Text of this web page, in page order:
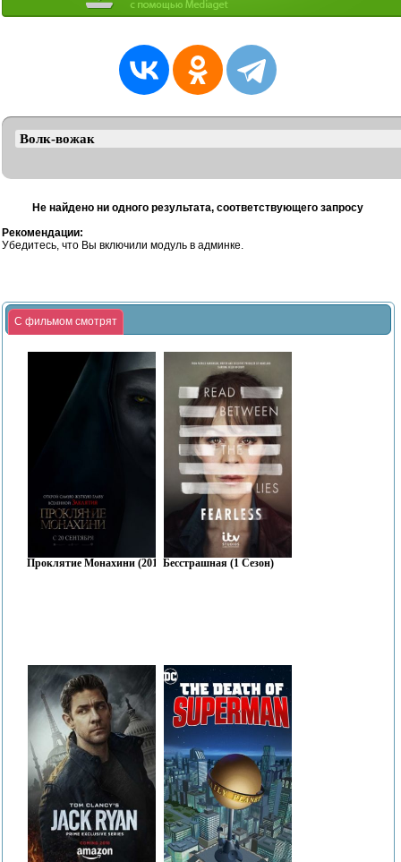
Не найдено ни одного результата, соответствующего запросу
Рекомендации:
Убедитесь, что Вы включили модуль в админке.
С фильмом смотрят
Проклятие Монахини (2018)Бесстрашная (1 Сезон)